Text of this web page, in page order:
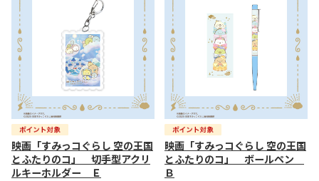
映画「すみっコぐらし 空の王国
とふたりのコ」 切手型アクリ
ルキーホルダー Ｅ
映画「すみっコぐらし 空の王国
とふたりのコ」 ボールペン
Ｂ